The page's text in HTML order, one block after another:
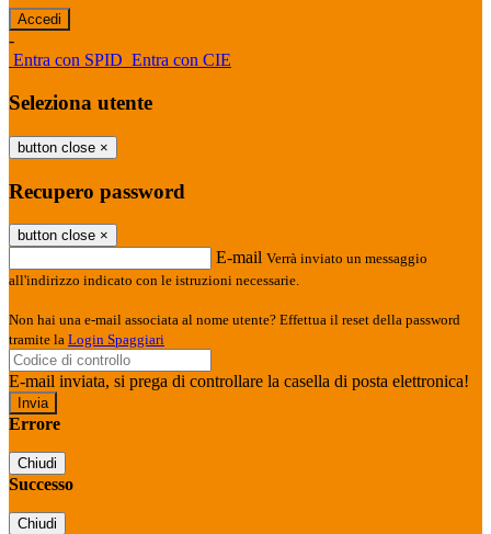
-
Entra con SPID Entra con CIE
Seleziona utente
button close ×
Recupero password
button close ×
E-mail Verrà inviato un messaggio
all'indirizzo indicato con le istruzioni necessarie.
Non hai una e-mail associata al nome utente? Effettua il reset della password
tramite la Login Spaggiari
E-mail inviata, si prega di controllare la casella di posta elettronica!
Errore
Chiudi
Successo
Chiudi